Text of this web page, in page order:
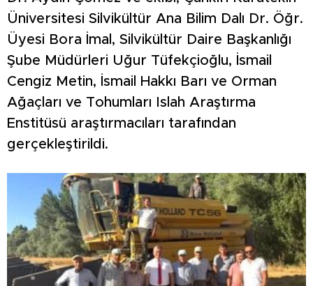
Üniversitesi Silvikültür Ana Bilim Dalı Dr. Öğr.
Üyesi Bora İmal, Silvikültür Daire Başkanlığı
Şube Müdürleri Uğur Tüfekçioğlu, İsmail
Cengiz Metin, İsmail Hakkı Barı ve Orman
Ağaçları ve Tohumları Islah Araştırma
Enstitüsü araştırmacıları tarafından
gerçekleştirildi.